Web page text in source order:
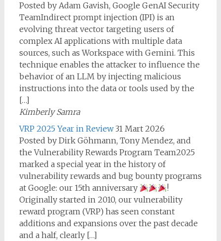
Posted by Adam Gavish, Google GenAI Security
TeamIndirect prompt injection (IPI) is an
evolving threat vector targeting users of
complex AI applications with multiple data
sources, such as Workspace with Gemini. This
technique enables the attacker to influence the
behavior of an LLM by injecting malicious
instructions into the data or tools used by the
[…]
Kimberly Samra
VRP 2025 Year in Review 31 Mart 2026
Posted by Dirk Göhmann, Tony Mendez, and
the Vulnerability Rewards Program Team2025
marked a special year in the history of
vulnerability rewards and bug bounty programs
at Google: our 15th anniversary
!
Originally started in 2010, our vulnerability
reward program (VRP) has seen constant
additions and expansions over the past decade
and a half, clearly […]